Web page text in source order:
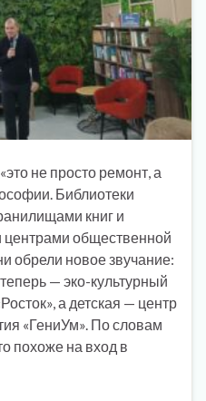
не просто ремонт, а
Библиотеки
книг и
общественной
обрели новое звучание:
— эко-культурный
а детская — центр
«ГениУм». По словам
похоже на вход в